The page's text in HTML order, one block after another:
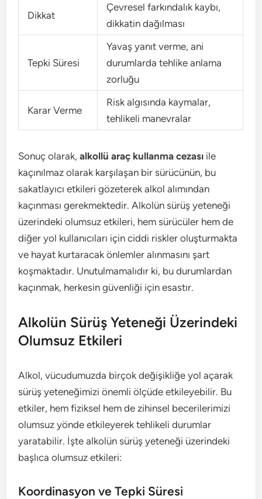
Dikkat
Çevresel farkındalık kaybı,
dikkatin dağılması
Tepki Süresi
Yavaş yanıt verme, ani
durumlarda tehlike anlama
zorluğu
Karar Verme
Risk algısında kaymalar,
tehlikeli manevralar
Sonuç olarak,alkollü araç kullanma cezası ile
kaçınılmaz olarak karşılaşan bir sürücünün, bu
sakatlayıcı etkileri gözeterek alkol alımından
kaçınması gerekmektedir. Alkolün sürüş yeteneği
üzerindeki olumsuz etkileri, hem sürücüler hem de
diğer yol kullanıcıları için ciddi riskler oluşturmakta
ve hayat kurtaracak önlemler alınmasını şart
koşmaktadır. Unutulmamalıdır ki, bu durumlardan
kaçınmak, herkesin güvenliği için esastır.
Alkolün Sürüş Yeteneği Üzerindeki
Olumsuz Etkileri
Alkol, vücudumuzda birçok değişikliğe yol açarak
sürüş yeteneğimizi önemli ölçüde etkileyebilir. Bu
etkiler, hem fiziksel hem de zihinsel becerilerimizi
olumsuz yönde etkileyerek tehlikeli durumlar
yaratabilir. İşte alkolün sürüş yeteneği üzerindeki
başlıca olumsuz etkileri:
Koordinasyon ve Tepki Süresi